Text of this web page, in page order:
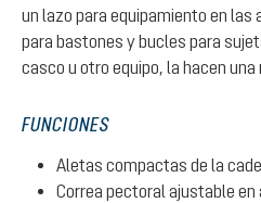
un lazo para equipamiento en
para bastones y bucles para
casco u otro equipo, la hacen
FUNCIONES
Aletas compactas de la
Correa pectoral ajustable